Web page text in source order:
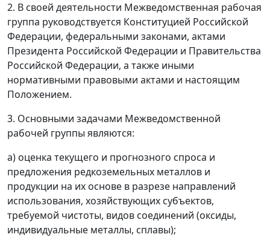
2. В своей деятельности Межведомственная рабочая
группа руководствуется Конституцией Российской
Федерации, федеральными законами, актами
Президента Российской Федерации и Правительства
Российской Федерации, а также иными
нормативными правовыми актами и настоящим
Положением.
3. Основными задачами Межведомственной
рабочей группы являются:
а) оценка текущего и прогнозного спроса и
предложения редкоземельных металлов и
продукции на их основе в разрезе направлений
использования, хозяйствующих субъектов,
требуемой чистоты, видов соединений (оксиды,
индивидуальные металлы, сплавы);